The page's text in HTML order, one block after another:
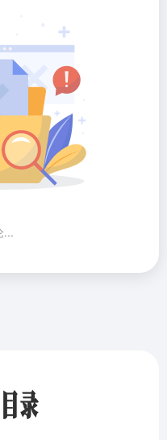
...